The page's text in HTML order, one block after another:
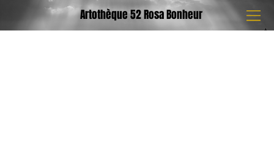
Artothèque 52 Rosa Bonheur